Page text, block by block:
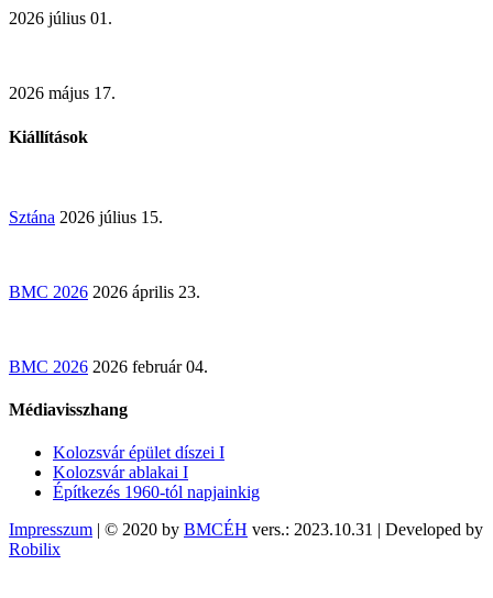
2026 július 01.
2026 május 17.
Kiállítások
Sztána 2026 július 15.
BMC 2026 2026 április 23.
BMC 2026 2026 február 04.
Médiavisszhang
Kolozsvár épület díszei I
Kolozsvár ablakai I
Építkezés 1960-tól napjainkig
Impresszum | © 2020 by BMCÉH vers.: 2023.10.31 | Developed by
Robilix